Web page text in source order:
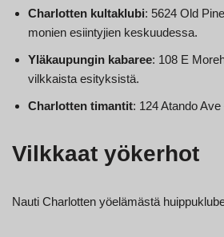
Charlotten kultaklubi: 5624 Old
monien esiintyjien keskuudessa.
Yläkaupungin kabaree: 108 E
vilkkaista esityksistä.
Charlotten timantit: 124 Atando
Vilkkaat yökerhot
Nauti Charlotten yöelämästä